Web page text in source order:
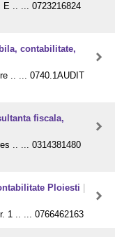
E .. ... 0723216824
contabilitate,
.. ... 0740.1AUDIT
fiscala,
.. ... 0314381480
Ploiesti
1 .. ... 0766462163